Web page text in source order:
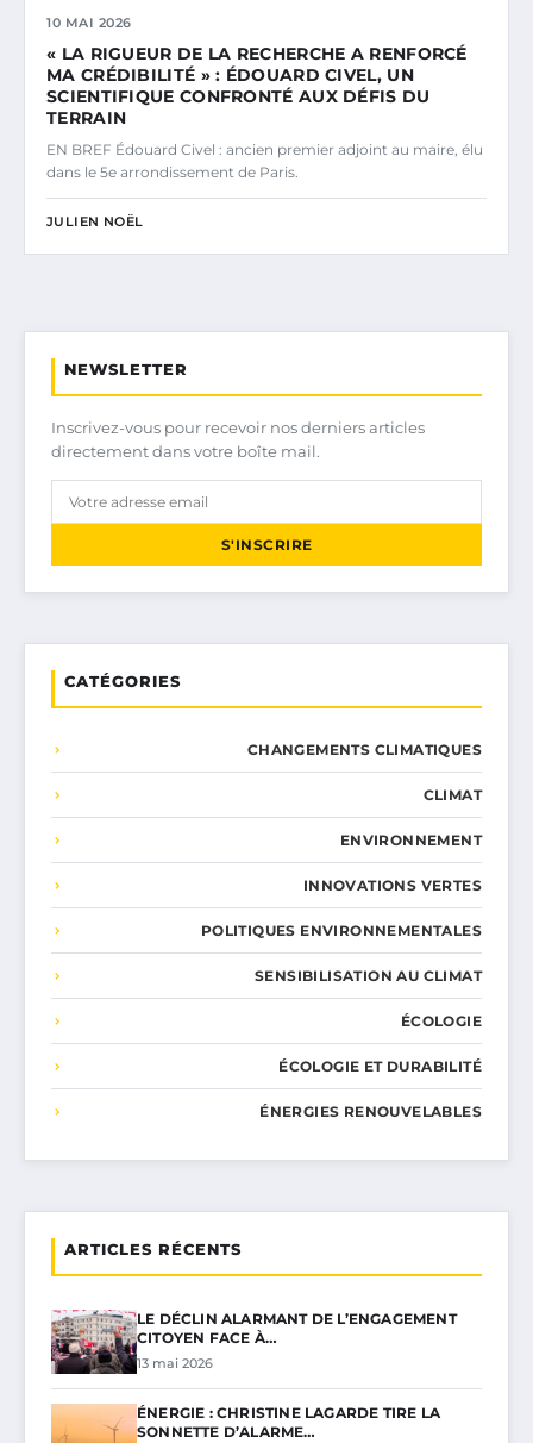
10 MAI 2026
« LA RIGUEUR DE LA RECHERCHE A RENFORCÉ
MA CRÉDIBILITÉ » : ÉDOUARD CIVEL, UN
SCIENTIFIQUE CONFRONTÉ AUX DÉFIS DU
TERRAIN
EN BREF Édouard Civel : ancien premier adjoint au maire, élu
dans le 5e arrondissement de Paris.
JULIEN NOËL
NEWSLETTER
Inscrivez-vous pour recevoir nos derniers articles
directement dans votre boîte mail.
S'INSCRIRE
CATÉGORIES
CHANGEMENTS CLIMATIQUES
CLIMAT
ENVIRONNEMENT
INNOVATIONS VERTES
POLITIQUES ENVIRONNEMENTALES
SENSIBILISATION AU CLIMAT
ÉCOLOGIE
ÉCOLOGIE ET DURABILITÉ
ÉNERGIES RENOUVELABLES
ARTICLES RÉCENTS
LE DÉCLIN ALARMANT DE L’ENGAGEMENT
CITOYEN FACE À…
13 mai 2026
ÉNERGIE : CHRISTINE LAGARDE TIRE LA
SONNETTE D’ALARME…